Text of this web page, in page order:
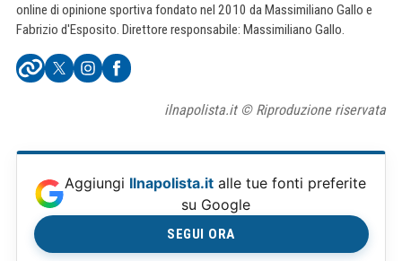
online di opinione sportiva fondato nel 2010 da Massimiliano Gallo e
Fabrizio d'Esposito. Direttore responsabile: Massimiliano Gallo.
ilnapolista.it © Riproduzione riservata
Aggiungi Ilnapolista.it alle tue fonti preferite
su Google
SEGUI ORA